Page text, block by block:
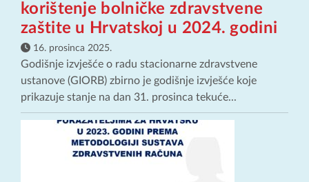
korištenje bolničke zdravstvene
zaštite u Hrvatskoj u 2024. godini
16. prosinca 2025.
Godišnje izvješće o radu stacionarne zdravstvene
ustanove (GIORB) zbirno je godišnje izvješće koje
prikazuje stanje na dan 31. prosinca tekuće...